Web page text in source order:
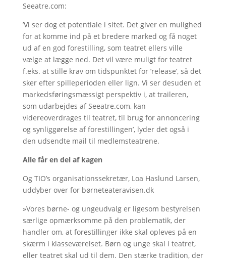
Seeatre.com:
’Vi ser dog et potentiale i sitet. Det giver en mulighed
for at komme ind på et bredere marked og få noget
ud af en god forestilling, som teatret ellers ville
vælge at lægge ned. Det vil være muligt for teatret
f.eks. at stille krav om tidspunktet for ’release’, så det
sker efter spilleperioden eller lign. Vi ser desuden et
markedsføringsmæssigt perspektiv i, at traileren,
som udarbejdes af Seeatre.com, kan
videreoverdrages til teatret, til brug for annoncering
og synliggørelse af forestillingen’, lyder det også i
den udsendte mail til medlemsteatrene.
Alle får en del af kagen
Og TIO’s organisationssekretær, Loa Haslund Larsen,
uddyber over for børneteateravisen.dk
»Vores børne- og ungeudvalg er ligesom bestyrelsen
særlige opmærksomme på den problematik, der
handler om, at forestillinger ikke skal opleves på en
skærm i klasseværelset. Børn og unge skal i teatret,
eller teatret skal ud til dem. Den stærke tradition, der